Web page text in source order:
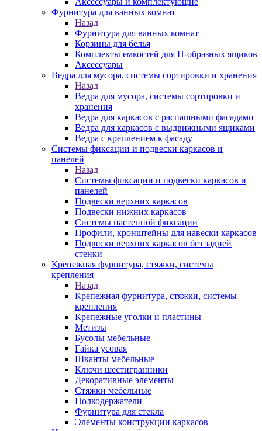
Фурнитура для ванных комнат
Назад
Фурнитура для ванных комнат
Корзины для белья
Комплекты емкостей для П-образных ящиков
Аксессуары
Ведра для мусора, системы сортировки и хранения
Назад
Ведра для мусора, системы сортировки и
хранения
Ведра для каркасов с распашными фасадами
Ведра для каркасов с выдвижными ящиками
Ведра с креплением к фасаду
Системы фиксации и подвески каркасов и
панелей
Назад
Системы фиксации и подвески каркасов и
панелей
Подвески верхних каркасов
Подвески нижних каркасов
Системы настенной фиксации
Профили, кронштейны для навески каркасов
Подвески верхних каркасов без задней
стенки
Крепежная фурнитура, стяжки, системы
крепления
Назад
Крепежная фурнитура, стяжки, системы
крепления
Крепежные уголки и пластины
Метизы
Бусолы мебельные
Гайка усовая
Шканты мебельные
Ключи шестигранники
Декоративные элементы
Стяжки мебельные
Полкодержатели
Фурнитура для стекла
Элементы конструкции каркасов